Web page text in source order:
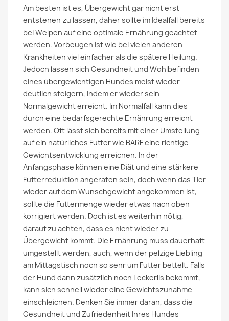
Am besten ist es, Übergewicht gar nicht erst
entstehen zu lassen, daher sollte im Idealfall bereits
bei Welpen auf eine optimale Ernährung geachtet
werden. Vorbeugen ist wie bei vielen anderen
Krankheiten viel einfacher als die spätere Heilung.
Jedoch lassen sich Gesundheit und Wohlbefinden
eines übergewichtigen Hundes meist wieder
deutlich steigern, indem er wieder sein
Normalgewicht erreicht. Im Normalfall kann dies
durch eine bedarfsgerechte Ernährung erreicht
werden. Oft lässt sich bereits mit einer Umstellung
auf ein natürliches Futter wie BARF eine richtige
Gewichtsentwicklung erreichen. In der
Anfangsphase können eine Diät und eine stärkere
Futterreduktion angeraten sein, doch wenn das Tier
wieder auf dem Wunschgewicht angekommen ist,
sollte die Futtermenge wieder etwas nach oben
korrigiert werden. Doch ist es weiterhin nötig,
darauf zu achten, dass es nicht wieder zu
Übergewicht kommt. Die Ernährung muss dauerhaft
umgestellt werden, auch, wenn der pelzige Liebling
am Mittagstisch noch so sehr um Futter bettelt. Falls
der Hund dann zusätzlich noch Leckerlis bekommt,
kann sich schnell wieder eine Gewichtszunahme
einschleichen. Denken Sie immer daran, dass die
Gesundheit und Zufriedenheit Ihres Hundes